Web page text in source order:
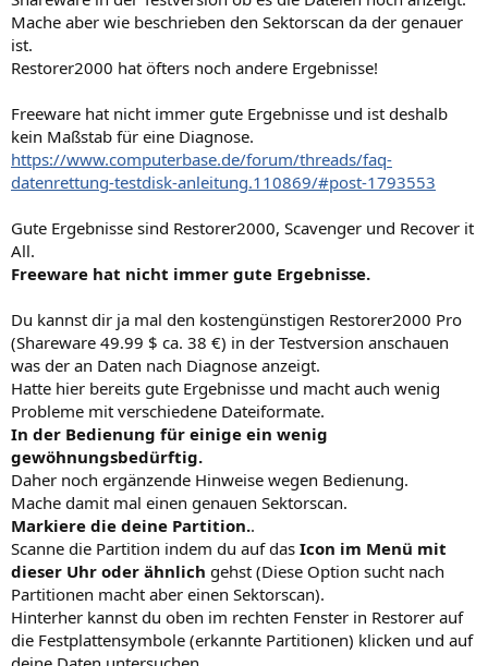
Mache aber wie beschrieben den Sektorscan da der genauer
ist.
Restorer2000 hat öfters noch andere Ergebnisse!
Freeware hat nicht immer gute Ergebnisse und ist deshalb
kein Maßstab für eine Diagnose.
https://www.computerbase.de/forum/threads/faq-
datenrettung-testdisk-anleitung.110869/#post-1793553
Gute Ergebnisse sind Restorer2000, Scavenger und Recover it
All.
Freeware hat nicht immer gute Ergebnisse.
Du kannst dir ja mal den kostengünstigen Restorer2000 Pro
(Shareware 49.99 $ ca. 38 €) in der Testversion anschauen
was der an Daten nach Diagnose anzeigt.
Hatte hier bereits gute Ergebnisse und macht auch wenig
Probleme mit verschiedene Dateiformate.
In der Bedienung für einige ein wenig
gewöhnungsbedürftig.
Daher noch ergänzende Hinweise wegen Bedienung.
Mache damit mal einen genauen Sektorscan.
Markiere die deine Partition..
Scanne die Partition indem du auf das Icon im Menü mit
dieser Uhr oder ähnlich gehst (Diese Option sucht nach
Partitionen macht aber einen Sektorscan).
Hinterher kannst du oben im rechten Fenster in Restorer auf
die Festplattensymbole (erkannte Partitionen) klicken und auf